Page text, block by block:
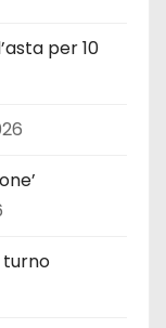
per 10
turno